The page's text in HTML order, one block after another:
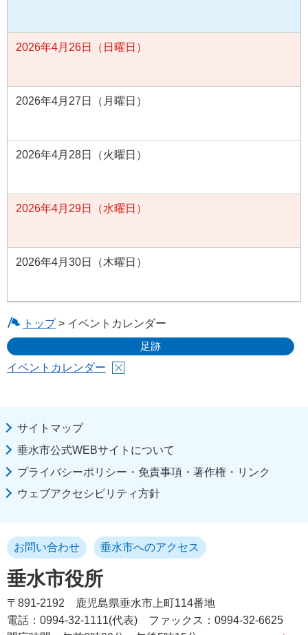
2026年4月26日（日曜日）
2026年4月27日（月曜日）
2026年4月28日（火曜日）
2026年4月29日（水曜日）
2026年4月30日（木曜日）
トップ> イベントカレンダー
足跡
イベントカレンダー
サイトマップ
垂水市公式WEBサイトについて
プライバシーポリシー・免責事項・著作権・リンク
ウェブアクセシビリティ方針
垂水市役所
お問い合わせ 垂水市へのアクセス
〒891-2192
鹿児島県垂水市上町114番地
電話：0994-32-1111(代表)
ファックス：0994-32-6625